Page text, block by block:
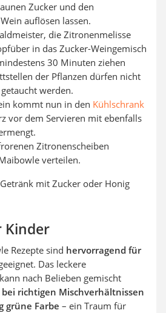
Zucker und den
auflösen lassen.
die Zitronenmelisse
in das Zucker-Weingemisch
30 Minuten ziehen
der Pflanzen dürfen nicht
werden.
kommt nun in den Kühlschrank
vor dem Servieren mit ebenfalls
Zitronenscheiben
verteilen.
mit Zucker oder Honig
Kinder
Rezepte sind hervorragend für
Das leckere
nach Belieben gemischt
bei richtigen Mischverhältnissen
grüne Farbe – ein Traum für